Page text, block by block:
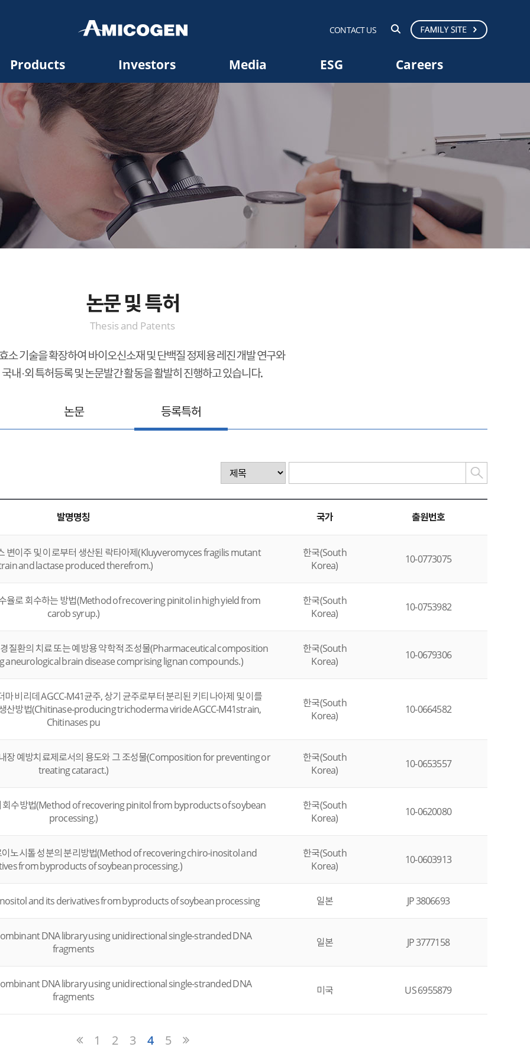
CONTACT US
Products Investors Media ESG Careers
논문 및 특허
Thesis and Patents
소 기술을 확장하여 바이오신소재 및 단백질 정제용 레진 개발 연구와
국내·외 특허등록 및 논문발간 활동을 활발히 진행하고 있습니다.
논문 등록특허
발명명칭 국가 출원번호
변이주 및 이로부터 생산된 락타아제(Kluyveromyces fragilis mutant
and lactase produced therefrom.)
한국(South
Korea)
10-0773075
율로 회수하는 방법(Method of recovering pinitol in high yield from
carob syrup.)
한국(South
Korea)
10-0753982
질환의 치료 또는 예방용 약학적 조성물(Pharmaceutical composition
aneurological brain disease comprising lignan compounds.)
한국(South
Korea)
10-0679306
비리데 AGCC-M41균주, 상기 균주로부터 분리된 키티나아제 및 이를
산방법(Chitinase-producing trichoderma viride AGCC-M41strain,
Chitinases pu
한국(South
Korea)
10-0664582
장 예방치료제로서의 용도와 그 조성물(Composition for preventing or
treating cataract.)
한국(South
Korea)
10-0653557
회수방법(Method of recovering pinitol from byproducts of soybean
processing.)
한국(South
Korea)
10-0620080
이노시톨 성분의 분리방법(Method of recovering chiro-inositol and
from byproducts of soybean processing.)
한국(South
Korea)
10-0603913
and its derivatives from byproducts of soybean processing 일본 JP 3806693
DNA library using unidirectional single-stranded DNA
fragments
일본 JP 3777158
DNA library using unidirectional single-stranded DNA
fragments
미국 US 6955879
1 2 3 4 5